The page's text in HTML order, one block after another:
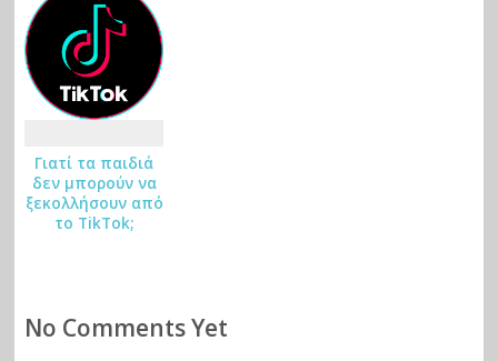
Γιατί τα παιδιά
δεν μπορούν να
ξεκολλήσουν από
το TikTok;
No Comments Yet